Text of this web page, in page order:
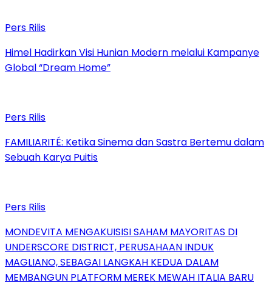
Pers Rilis
Himel Hadirkan Visi Hunian Modern melalui Kampanye
Global “Dream Home”
Pers Rilis
FAMILIARITÉ: Ketika Sinema dan Sastra Bertemu dalam
Sebuah Karya Puitis
Pers Rilis
MONDEVITA MENGAKUISISI SAHAM MAYORITAS DI
UNDERSCORE DISTRICT, PERUSAHAAN INDUK
MAGLIANO, SEBAGAI LANGKAH KEDUA DALAM
MEMBANGUN PLATFORM MEREK MEWAH ITALIA BARU